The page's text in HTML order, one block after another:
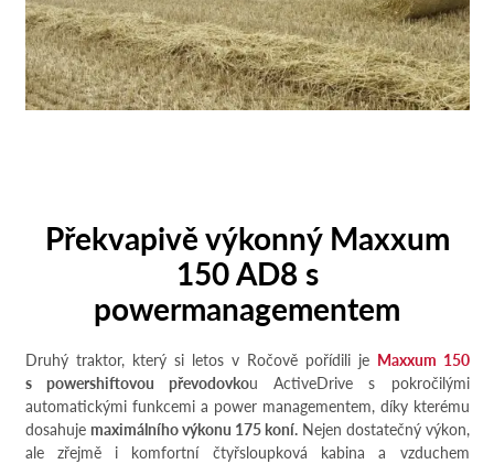
Překvapivě výkonný Maxxum
150 AD8 s
powermanagementem
Druhý traktor, který si letos v Ročově pořídili je Maxxum 150
s powershiftovou převodovkou ActiveDrive s pokročilými
automatickými funkcemi a power managementem, díky kterému
dosahuje maximálního výkonu 175 koní.Nejen dostatečný výkon,
ale zřejmě i komfortní čtyřsloupková kabina a vzduchem